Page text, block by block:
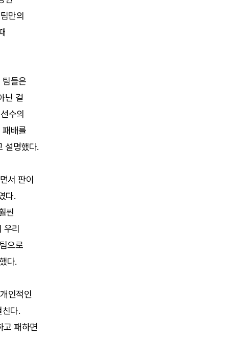
만의
들은
닌 걸
수의
배를
설명했다.
서 판이
다.
씬
리
으로
다.
인적인
다.
고 패하면